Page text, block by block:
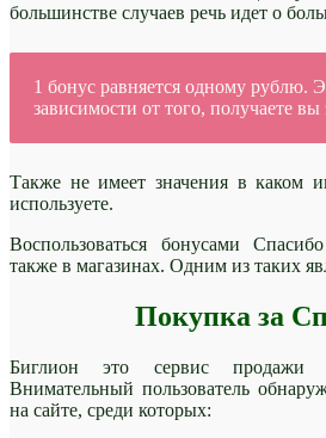
большинстве случаев речь идет о
1 бонус равняется одному рублю.
зависимости от того, получаете вы
Также не имеет значения в каком
используете.
Воспользоваться бонусами
также в магазинах. Одним из таких
Покупка за
Биглион это сервис продажи
Внимательный пользователь
на сайте, среди которых: